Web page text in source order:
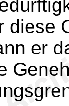
diese
er